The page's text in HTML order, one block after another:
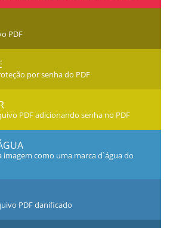
PDF
por senha do PDF
PDF adicionando senha no PDF
imagem como uma marca d`água do
PDF danificado